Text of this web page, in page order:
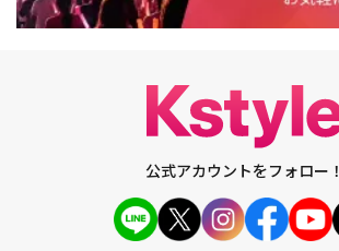
公式アカウントをフォロー！